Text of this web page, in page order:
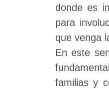
donde es
para
que venga
En este
familias y